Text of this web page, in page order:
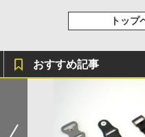
トップ
おすすめ記事